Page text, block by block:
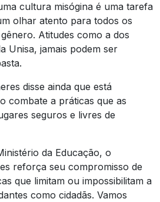
cultura misógina é uma tarefa
olhar atento para todos os
Atitudes como a dos
Unisa, jamais podem ser
disse ainda que está
combate a práticas que as
seguros e livres de
da Educação, o
reforça seu compromisso de
que limitam ou impossibilitam a
como cidadãs. Vamos